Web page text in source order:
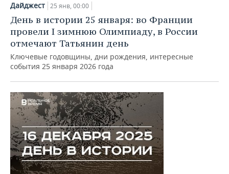
Дайджест 25 янв, 00:00
День в истории 25 января: во Франции
провели I зимнюю Олимпиаду, в России
отмечают Татьянин день
Ключевые годовщины, дни рождения, интересные
события 25 января 2026 года